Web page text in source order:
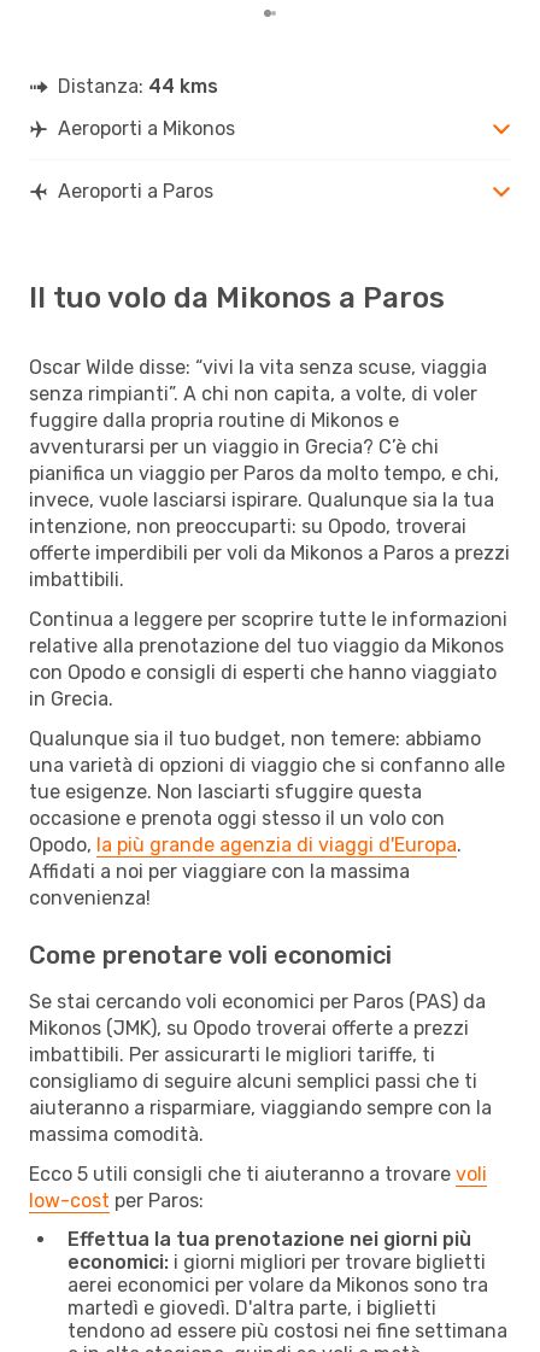
Distanza: 44 kms
Aeroporti a Mikonos
Aeroporti a Paros
Il tuo volo da Mikonos a Paros
Oscar Wilde disse: “vivi la vita senza scuse, viaggia
senza rimpianti”. A chi non capita, a volte, di voler
fuggire dalla propria routine di Mikonos e
avventurarsi per un viaggio in Grecia? C’è chi
pianifica un viaggio per Paros da molto tempo, e chi,
invece, vuole lasciarsi ispirare. Qualunque sia la tua
intenzione, non preoccuparti: su Opodo, troverai
offerte imperdibili per voli da Mikonos a Paros a prezzi
imbattibili.
Continua a leggere per scoprire tutte le informazioni
relative alla prenotazione del tuo viaggio da Mikonos
con Opodo e consigli di esperti che hanno viaggiato
in Grecia.
Qualunque sia il tuo budget, non temere: abbiamo
una varietà di opzioni di viaggio che si confanno alle
tue esigenze. Non lasciarti sfuggire questa
occasione e prenota oggi stesso il un volo con
Opodo, la più grande agenzia di viaggi d'Europa.
Affidati a noi per viaggiare con la massima
convenienza!
Come prenotare voli economici
Se stai cercando voli economici per Paros (PAS) da
Mikonos (JMK), su Opodo troverai offerte a prezzi
imbattibili. Per assicurarti le migliori tariffe, ti
consigliamo di seguire alcuni semplici passi che ti
aiuteranno a risparmiare, viaggiando sempre con la
massima comodità.
Ecco 5 utili consigli che ti aiuteranno a trovare voli
low-cost per Paros:
Effettua la tua prenotazione nei giorni più
economici: i giorni migliori per trovare biglietti
aerei economici per volare da Mikonos sono tra
martedì e giovedì. D'altra parte, i biglietti
tendono ad essere più costosi nei fine settimana